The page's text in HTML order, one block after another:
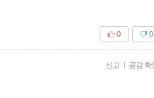
0
0
신고 | 공감 확